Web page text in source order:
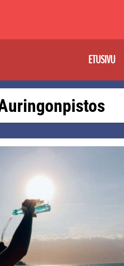
ETUSIVU